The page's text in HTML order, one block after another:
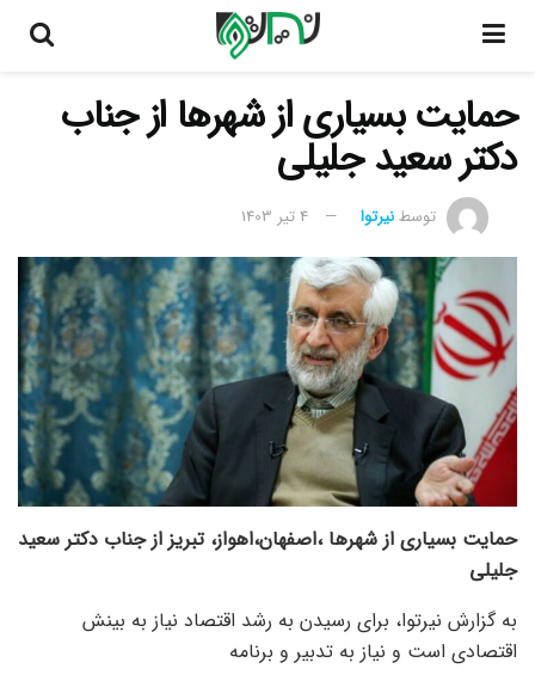
حمایت بسیاری از شهرها از جناب
دکتر سعید جلیلی
توسطنیرتوا 4 تیر 1403
حمایت بسیاری از شهرها ،اصفهان،اهواز، تبریز از جناب دکتر سعید
جلیلی
به گزارش نیرتوا، برای رسیدن به رشد اقتصاد نیاز به بینش
اقتصادی است و نیاز به تدبیر و برنامه